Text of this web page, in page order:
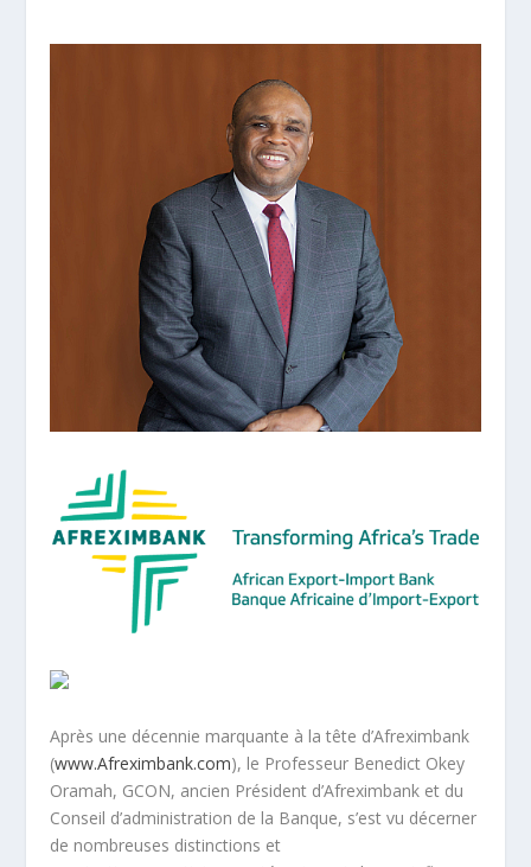
Après une décennie marquante à la tête d’Afreximbank
(www.Afreximbank.com), le Professeur Benedict Okey
Oramah, GCON, ancien Président d’Afreximbank et du
Conseil d’administration de la Banque, s’est vu décerner
de nombreuses distinctions et